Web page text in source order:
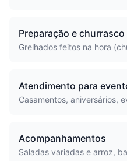
Preparação e churrasco
Grelhados feitos na hora
Atendimento para
Casamentos, aniversários,
Acompanhamentos
Saladas variadas e arroz,